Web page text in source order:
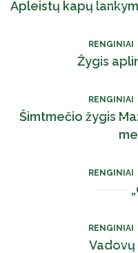
Apleistų kapų
RENGINIAI
Žygis
RENGINIAI
Šimtmečio žygis
RENGINIAI
RENGINIAI
Vadovų